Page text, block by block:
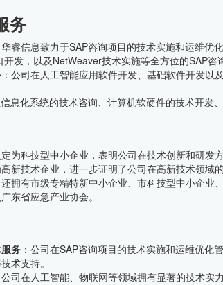
务
华睿信息致力于SAP咨询项目的技术实施和运维优
发，以及NetWeaver技术实施等全方位的SAP咨
：公司在人工智能应用软件开发、基础软件开发以
信息化系统的技术咨询、计算机软硬件的技术开发
定为科技型中小企业，表明公司在技术创新和研发
高新技术企业，进一步证明了公司在高新技术领域
还拥有市级专精特新中小企业、市科技型中小企业
东省应急产业协会。
务 ：公司在SAP咨询项目的技术实施和运维优化
术支持。
公司在人工智能、物联网等领域拥有显著的技术实